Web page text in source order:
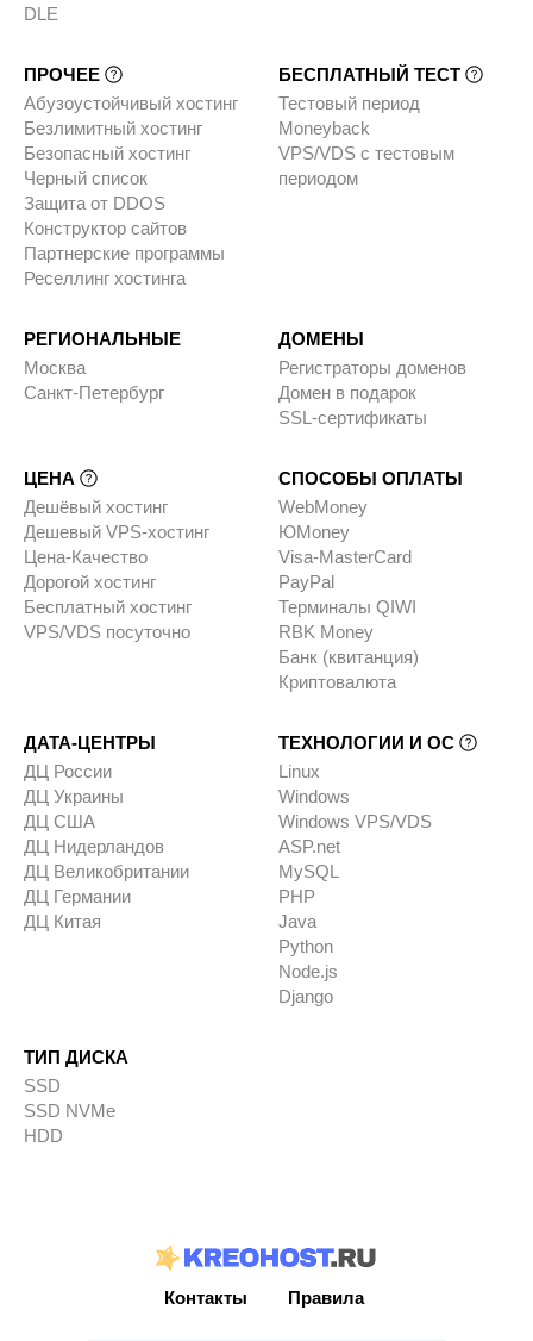
DLE
ПРОЧЕЕ
Абузоустойчивый хостинг
Безлимитный хостинг
Безопасный хостинг
Черный список
Защита от DDOS
Конструктор сайтов
Партнерские программы
Реселлинг хостинга
БЕСПЛАТНЫЙ ТЕСТ
Тестовый период
Moneyback
VPS/VDS с тестовым
периодом
РЕГИОНАЛЬНЫЕ
Москва
Санкт-Петербург
ДОМЕНЫ
Регистраторы доменов
Домен в подарок
SSL-сертификаты
ЦЕНА
Дешёвый хостинг
Дешевый VPS-хостинг
Цена-Качество
Дорогой хостинг
Бесплатный хостинг
VPS/VDS посуточно
СПОСОБЫ ОПЛАТЫ
WebMoney
ЮMoney
Visa-MasterCard
PayPal
Терминалы QIWI
RBK Money
Банк (квитанция)
Криптовалюта
ДАТА-ЦЕНТРЫ
ДЦ России
ДЦ Украины
ДЦ США
ДЦ Нидерландов
ДЦ Великобритании
ДЦ Германии
ДЦ Китая
ТЕХНОЛОГИИ И ОС
Linux
Windows
Windows VPS/VDS
ASP.net
MySQL
PHP
Java
Python
Node.js
Django
ТИП ДИСКА
SSD
SSD NVMe
HDD
Контакты Правила